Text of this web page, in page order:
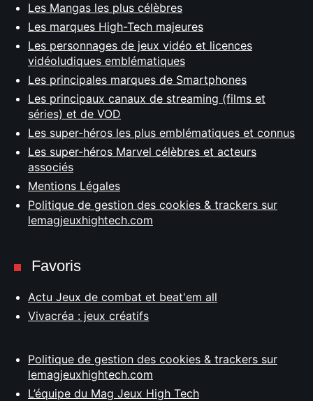
Les Mangas les plus célèbres
Les marques High-Tech majeures
Les personnages de jeux vidéo et licences
vidéoludiques emblématiques
Les principales marques de Smartphones
Les principaux canaux de streaming (films et
séries) et de VOD
Les super-héros les plus emblématiques et connus
Les super-héros Marvel célèbres et acteurs
associés
Mentions Légales
Politique de gestion des cookies & trackers sur
lemagjeuxhightech.com
Favoris
Actu Jeux de combat et beat'em all
Vivacréa : jeux créatifs
Politique de gestion des cookies & trackers sur
lemagjeuxhightech.com
L’équipe du Mag Jeux High Tech